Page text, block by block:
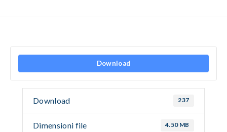
Download
Download 237
Dimensioni file 4.50 MB